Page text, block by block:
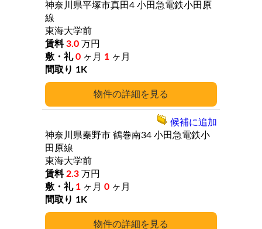
詳細
神奈川県平塚市真田4 小田急電鉄小田原
線
東海大学前
3.0 万円
0 ヶ月 1 ヶ月
1K
詳細
神奈川県秦野市 鶴巻南34 小田急電鉄小
田原線
東海大学前
2.3 万円
1 ヶ月 0 ヶ月
1K
候補に追加